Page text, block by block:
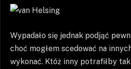
Wypadało się jednak podjąć
choć mogłem scedować na
wykonać. Któż inny potrafiłby